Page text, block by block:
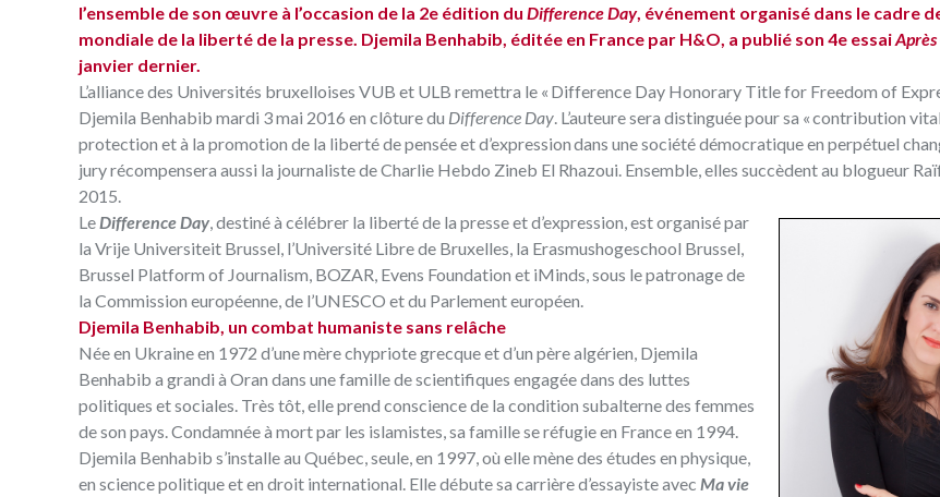
l’ensemble de son œuvre à l’occasion de la 2e édition du Difference Day, événement organisé dans le cadre
mondiale de la liberté de la presse. Djemila Benhabib, éditée en France par H&O, a publié son 4e essai
janvier dernier.
L’alliance des Universités bruxelloises VUB et ULB remettra le « Difference Day Honorary Title for Freedom of
Djemila Benhabib mardi 3 mai 2016 en clôture du Difference Day . L’auteure sera distinguée pour sa « contribution
protection et à la promotion de la liberté de pensée et d’expression dans une société démocratique en perpétuel
jury récompensera aussi la journaliste de Charlie Hebdo Zineb El Rhazoui. Ensemble, elles succèdent au blogueur
2015.
Le Difference Day , destiné à célébrer la liberté de la presse et d’expression, est organisé par
la Vrije Universiteit Brussel, l’Université Libre de Bruxelles, la Erasmushogeschool Brussel,
Brussel Platform of Journalism, BOZAR, Evens Foundation et iMinds, sous le patronage de
la Commission européenne, de l’UNESCO et du Parlement européen.
Djemila Benhabib, un combat humaniste sans relâche
Née en Ukraine en 1972 d’une mère chypriote grecque et d’un père algérien, Djemila
Benhabib a grandi à Oran dans une famille de scientifiques engagée dans des luttes
politiques et sociales. Très tôt, elle prend conscience de la condition subalterne des femmes
de son pays. Condamnée à mort par les islamistes, sa famille se réfugie en France en 1994.
Djemila Benhabib s’installe au Québec, seule, en 1997, où elle mène des études en physique,
en science politique et en droit international. Elle débute sa carrière d’essayiste avec Ma vie